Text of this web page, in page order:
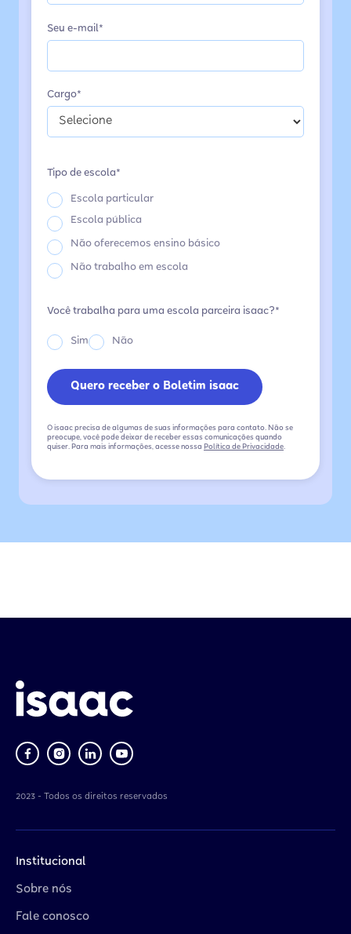
Seu e-mail*
Cargo*
Tipo de escola*
Escola particular
Escola pública
Não oferecemos ensino básico
Não trabalho em escola
Você trabalha para uma escola parceira isaac?*
Sim Não
O isaac precisa de algumas de suas informações para contato. Não se
preocupe, você pode deixar de receber essas comunicações quando
quiser. Para mais informações, acesse nossa Política de Privacidade.
2023 - Todos os direitos reservados
Institucional
Sobre nós
Fale conosco